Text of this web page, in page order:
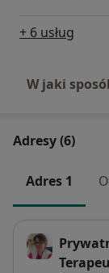
+ 6 usług
W jaki
Adresy (6)
Adres 1